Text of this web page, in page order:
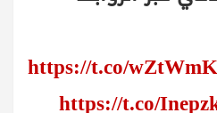
https://t.co/
https://t.co/